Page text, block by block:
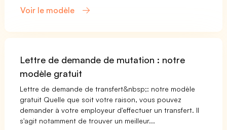
Voir le modèle
Lettre de demande de mutation : notre
modèle gratuit
Lettre de demande de transfert&nbsp;: notre modèle
gratuit Quelle que soit votre raison, vous pouvez
demander à votre employeur d'effectuer un transfert. Il
s'agit notamment de trouver un meilleur...